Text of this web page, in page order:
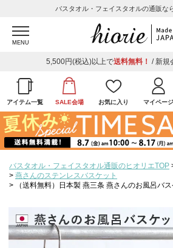
バスタオル・フェイスタオルの通販な
MENU
5,500円(税込)以上で送料無料！ / 新規
アイテム一覧 SALE会場 お気に入り マイページ
バスタオル・フェイスタオル通販のヒオリエTOP
燕さんのステンレスバスケット
（送料無料）日本製 燕三条 燕さんのお風呂バス